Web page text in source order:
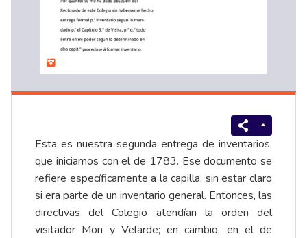
Esta es nuestra segunda entrega de inventarios,
que iniciamos conel de 1783. Ese documento se
refiere específicamente a la capilla, sin estar claro
si era parte de un inventario general. Entonces, las
directivas del Colegio atendían la orden del
visitador Mon y Velarde; en cambio, en el de